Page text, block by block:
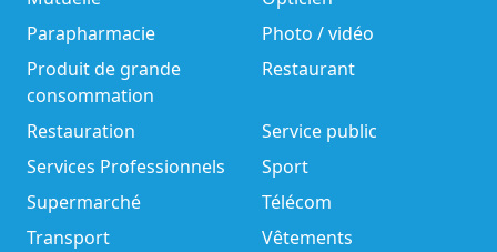
Parapharmacie
Photo / vidéo
Produit de grande
consommation
Restaurant
Restauration
Service public
Services Professionnels
Sport
Supermarché
Télécom
Transport
Vêtements